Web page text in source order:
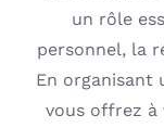
un rôle
personnel, la
En organisant
vous offrez à